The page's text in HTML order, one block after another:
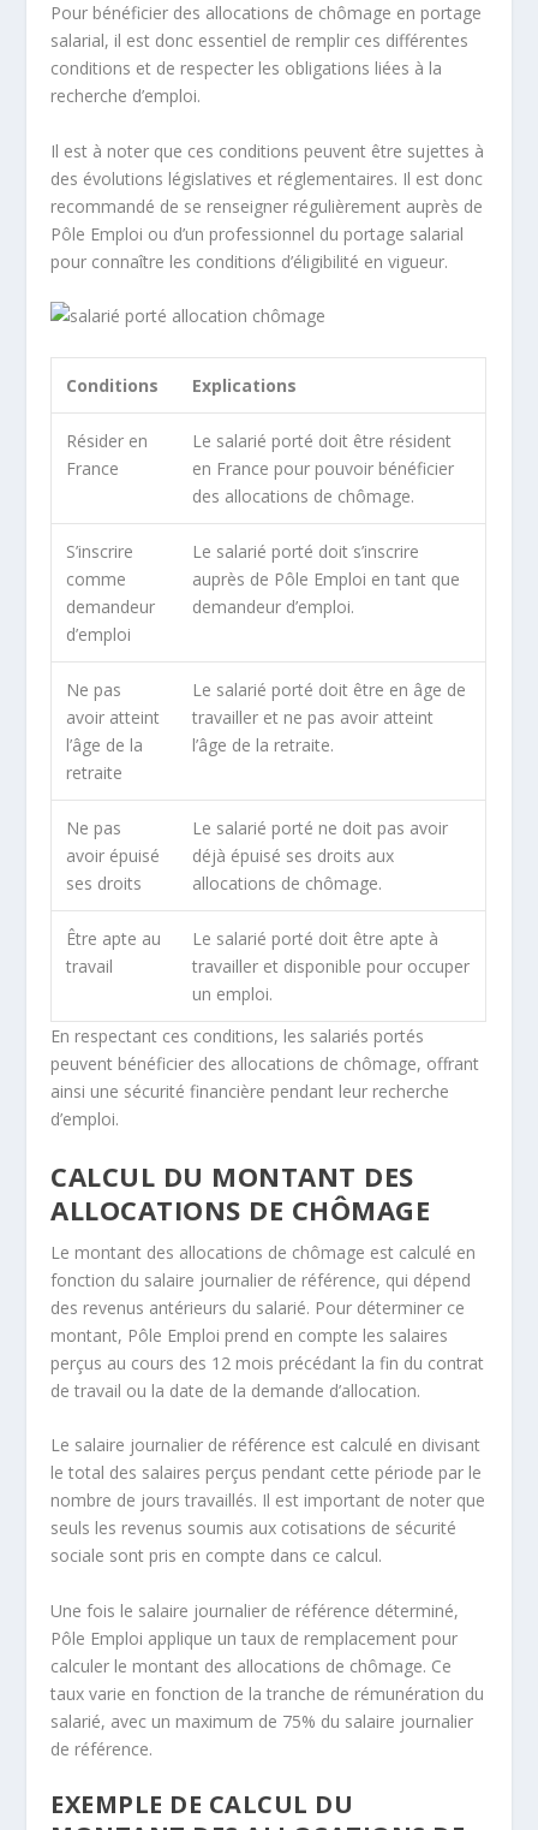
Pour bénéficier des allocations de chômage en portage
salarial, il est donc essentiel de remplir ces différentes
conditions et de respecter les obligations liées à la
recherche d’emploi.
Il est à noter que ces conditions peuvent être sujettes à
des évolutions législatives et réglementaires. Il est donc
recommandé de se renseigner régulièrement auprès de
Pôle Emploi ou d’un professionnel du portage salarial
pour connaître les conditions d’éligibilité en vigueur.
Conditions Explications
Résider en
France
Le salarié porté doit être résident
en France pour pouvoir bénéficier
des allocations de chômage.
S’inscrire
comme
demandeur
d’emploi
Le salarié porté doit s’inscrire
auprès de Pôle Emploi en tant que
demandeur d’emploi.
Ne pas
avoir atteint
l’âge de la
retraite
Le salarié porté doit être en âge de
travailler et ne pas avoir atteint
l’âge de la retraite.
Ne pas
avoir épuisé
ses droits
Le salarié porté ne doit pas avoir
déjà épuisé ses droits aux
allocations de chômage.
Être apte au
travail
Le salarié porté doit être apte à
travailler et disponible pour occuper
un emploi.
En respectant ces conditions, les salariés portés
peuvent bénéficier des allocations de chômage, offrant
ainsi une sécurité financière pendant leur recherche
d’emploi.
CALCUL DU MONTANT DES
ALLOCATIONS DE CHÔMAGE
Le montant des allocations de chômage est calculé en
fonction du salaire journalier de référence, qui dépend
des revenus antérieurs du salarié. Pour déterminer ce
montant, Pôle Emploi prend en compte les salaires
perçus au cours des 12 mois précédant la fin du contrat
de travail ou la date de la demande d’allocation.
Le salaire journalier de référence est calculé en divisant
le total des salaires perçus pendant cette période par le
nombre de jours travaillés. Il est important de noter que
seuls les revenus soumis aux cotisations de sécurité
sociale sont pris en compte dans ce calcul.
Une fois le salaire journalier de référence déterminé,
Pôle Emploi applique un taux de remplacement pour
calculer le montant des allocations de chômage. Ce
taux varie en fonction de la tranche de rémunération du
salarié, avec un maximum de 75% du salaire journalier
de référence.
EXEMPLE DE CALCUL DU